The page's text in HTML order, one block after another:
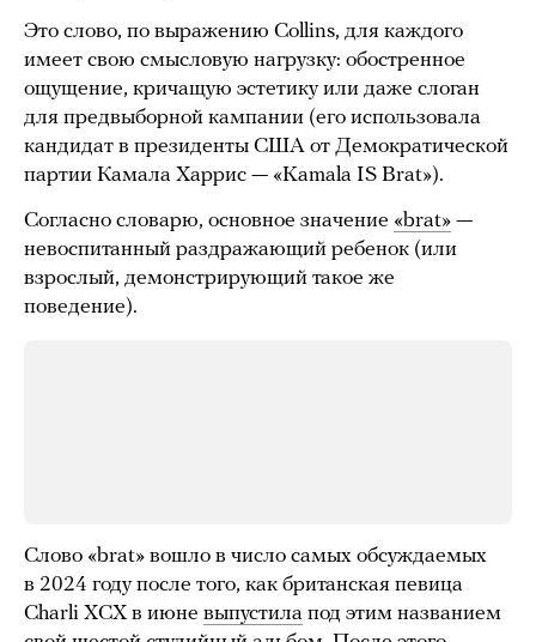
Это слово, по выражению Collins, для каждого
имеет свою смысловую нагрузку: обостренное
ощущение, кричащую эстетику или даже слоган
для предвыборной кампании (его использовала
кандидат в президенты США от Демократической
партии Камала Харрис — «Kamala IS Brat»).
Согласно словарю, основное значение «brat» —
невоспитанный раздражающий ребенок (или
взрослый, демонстрирующий такое же
поведение).
Слово «brat» вошло в число самых обсуждаемых
в 2024 году после того, как британская певица
Charli XCX в июне выпустила под этим названием